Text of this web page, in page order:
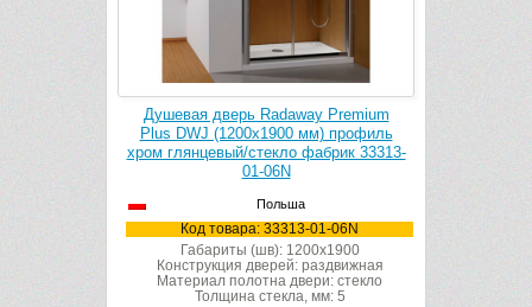
Душевая дверь Radaway Premium
Plus DWJ (1300х1900 мм) профиль
хром глянцевый/стекло фабрик 33333-
01-06N
Польша
Код товара: 33333-01-06N
Габариты (шв): 1300x1900
Конструкция дверей: раздвижная
Материал полотна двери: стекло
Толщина стекла, мм: 5
Plus